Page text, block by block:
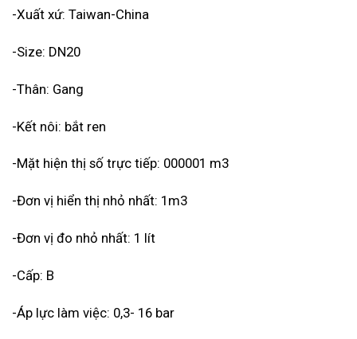
-Xuất xứ: Taiwan-China
-Size: DN20
-Thân: Gang
-Kết nôi: bắt ren
-Mặt hiện thị số trực tiếp: 000001 m3
-Đơn vị hiển thị nhỏ nhất: 1m3
-Đơn vị đo nhỏ nhất: 1 lít
-Cấp: B
-Áp lực làm việc: 0,3- 16 bar